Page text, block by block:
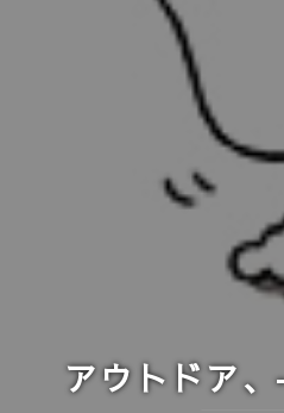
アウトドア